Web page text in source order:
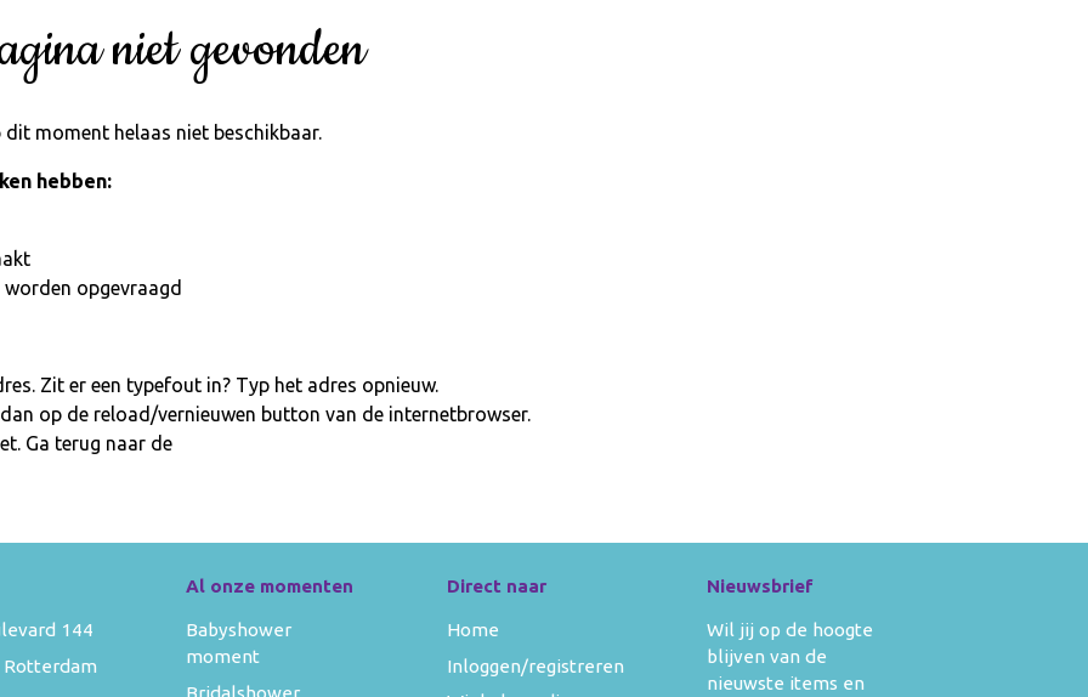
niet gevonden
moment helaas niet beschikbaar.
hebben:
opgevraagd
Zit er een typefout in? Typ het adres opnieuw.
op de reload/vernieuwen button van de internetbrowser.
Ga terug naar de
144
Al onze momenten
Babyshower
moment
Bridalshower
Direct naar
Home
Inloggen/registreren
Nieuwsbrief
Wil jij op de hoogte
blijven van de
nieuwste items en